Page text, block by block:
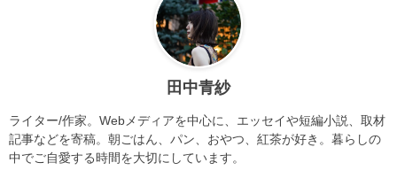
田中青紗
ライター/作家。Webメディアを中心に、エッセイや短編小説、取材
記事などを寄稿。朝ごはん、パン、おやつ、紅茶が好き。暮らしの
中でご自愛する時間を大切にしています。